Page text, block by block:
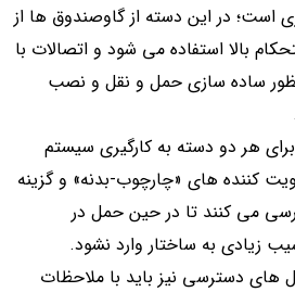
است؛ در این دسته از گاوصندوق ها از
بالا استفاده می شود و اتصالات با
ساده سازی حمل و نقل و نصب
هر دو دسته به کارگیری سیستم
کننده های «چارچوب-بدنه» و گزینه
می کنند تا در حین حمل در
زیادی به ساختار وارد نشود.
های دسترسی نیز باید با ملاحظات